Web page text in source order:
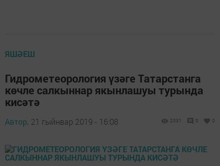
ЯШӘЕШ
Гидрометеорология үзәге Татарстанга
көчле салкыннар якынлашуы турында
кисәтә
Автор, 21 гыйнвар 2019 - 16:08 2031 0 0